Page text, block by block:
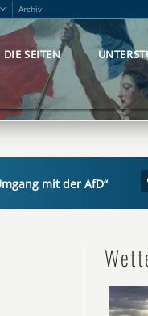
Archiv
DIE SEITEN
mit der AfD“
Archiv
DIE SEITEN